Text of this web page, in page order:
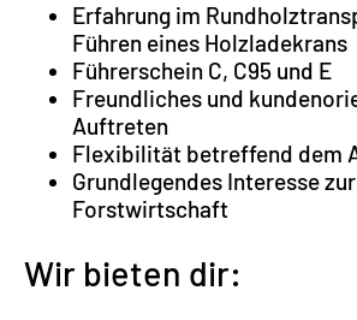
Erfahrung im
Führen eines Holzladekrans
Führerschein C, C95 und E
Freundliches und
Auftreten
Flexibilität betreffend dem
Grundlegendes Interesse zur
Forstwirtschaft
Wir bieten dir: